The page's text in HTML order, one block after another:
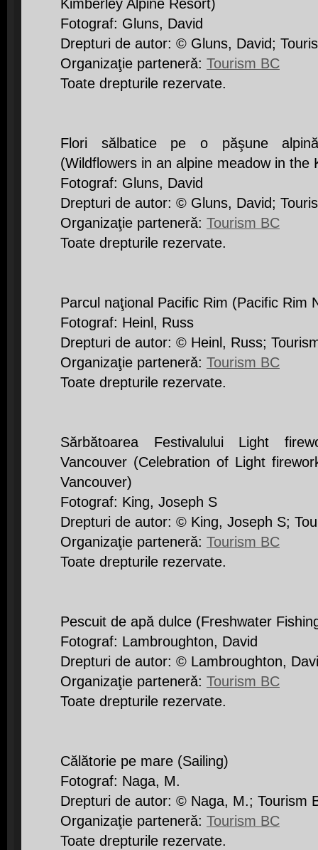
Kimberley Alpine Resort)
Fotograf: Gluns, David
Drepturi de autor: © Gluns, David;
Organizaţie partenerǎ: Tourism BC
Toate drepturile rezervate.
Flori sălbatice pe o păşune
(Wildflowers in an alpine meadow in the
Fotograf: Gluns, David
Drepturi de autor: © Gluns, David;
Organizaţie partenerǎ: Tourism BC
Toate drepturile rezervate.
Parcul naţional Pacific Rim (Pacific Rim
Fotograf: Heinl, Russ
Drepturi de autor: © Heinl, Russ;
Organizaţie partenerǎ: Tourism BC
Toate drepturile rezervate.
Sărbătoarea Festivalului Light
Vancouver (Celebration of Light
Vancouver)
Fotograf: King, Joseph S
Drepturi de autor: © King, Joseph S;
Organizaţie partenerǎ: Tourism BC
Toate drepturile rezervate.
Pescuit de apă dulce (Freshwater
Fotograf: Lambroughton, David
Drepturi de autor: © Lambroughton,
Organizaţie partenerǎ: Tourism BC
Toate drepturile rezervate.
Călătorie pe mare (Sailing)
Fotograf: Naga, M.
Drepturi de autor: © Naga, M.; Tourism
Organizaţie partenerǎ: Tourism BC
Toate drepturile rezervate.